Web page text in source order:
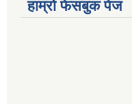
हाम्रो फेसबुक पेज